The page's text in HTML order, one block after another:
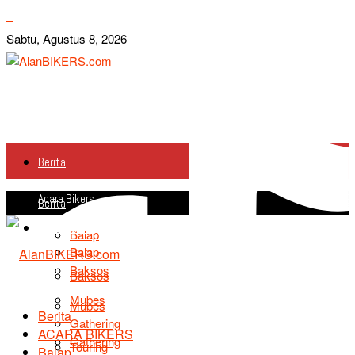
Sabtu, Agustus 8, 2026
Berita
Acara Bikers
Balap
Baksos
Mubes
Gathering
Berita
Acara Bikers
Balap
Baksos
Mubes
Gathering
Touring
Berita
ACARA BIKERS